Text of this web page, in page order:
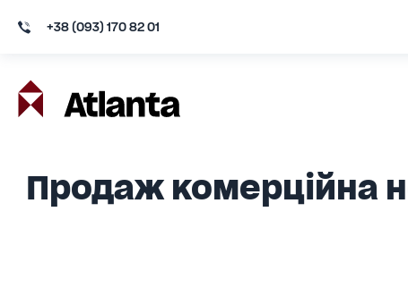
+38 (093) 170 82 01
Продаж комерційна